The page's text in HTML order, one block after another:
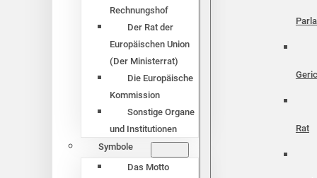
Rechnungshof
Der Rat der
Europäischen Union
(Der Ministerrat)
Die Europäische
Kommission
Sonstige Organe
und Institutionen
Symbole
Das Motto
Rat